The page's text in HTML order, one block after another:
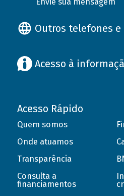
Outros telefones e
Acesso à
Acesso Rápido
Quem somos
Onde atuamos
Transparência
Consulta a
financiamentos